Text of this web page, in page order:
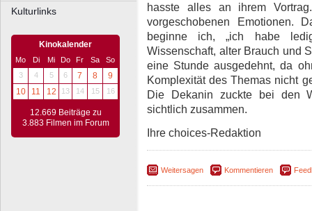
Kulturlinks
Kinokalender
Mo Di Mi Do Fr Sa
So
3
4 5 6 7 8
9
10
11 12 13 14 15 16
12.669 Beiträge zu
3.883 Filmen im Forum
hasste alles an ihrem
vorgeschobenen Emotionen.
beginne ich, „ich habe
Wissenschaft, alter Brauch und
eine Stunde ausgedehnt, da
Komplexität des Themas nicht
Die Dekanin zuckte bei den
sichtlich zusammen.
Ihre choices-Redaktion
Weitersagen Kommentieren